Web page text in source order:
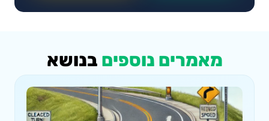
מאמרים נוספים בנושא